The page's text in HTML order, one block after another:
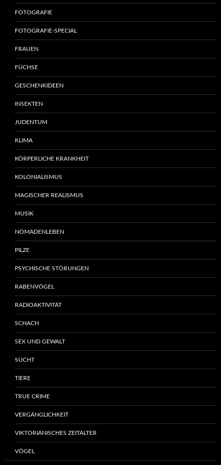
FOTOGRAFIE
FOTOGRAFIE-SPECIAL
FRAUEN
FÜCHSE
GESCHENKIDEEN
INSEKTEN
JUDENTUM
KLIMA
KÖRPERLICHE KRANKHEIT
KOLONIALISMUS
MAGISCHER REALISMUS
MUSIK
NOMADENLEBEN
PILZE
PSYCHISCHE STÖRUNGEN
RABENVÖGEL
RADIOAKTIVITÄT
SCHACH
SEX UND GEWALT
SUCHT
TIERE
TRUE CRIME
VERGÄNGLICHKEIT
VIKTORIANISCHES ZEITALTER
VÖGEL